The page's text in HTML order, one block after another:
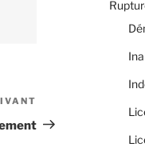
suivant